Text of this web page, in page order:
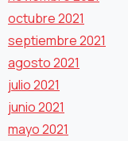
octubre 2021
septiembre 2021
agosto 2021
julio 2021
junio 2021
mayo 2021